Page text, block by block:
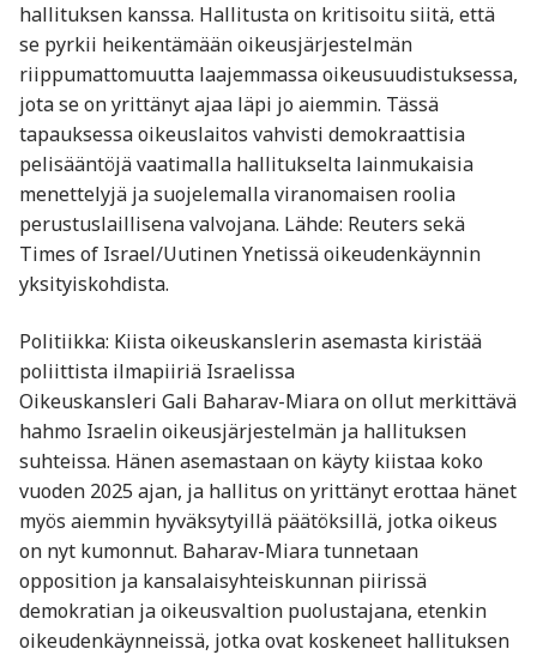
hallituksen kanssa. Hallitusta on kritisoitu siitä, että
se pyrkii heikentämään oikeusjärjestelmän
riippumattomuutta laajemmassa oikeusuudistuksessa,
jota se on yrittänyt ajaa läpi jo aiemmin. Tässä
tapauksessa oikeuslaitos vahvisti demokraattisia
pelisääntöjä vaatimalla hallitukselta lainmukaisia
menettelyjä ja suojelemalla viranomaisen roolia
perustuslaillisena valvojana. Lähde: Reuters sekä
Times of Israel/Uutinen Ynetissä oikeudenkäynnin
yksityiskohdista.
Politiikka: Kiista oikeuskanslerin asemasta kiristää
poliittista ilmapiiriä Israelissa
Oikeuskansleri Gali Baharav-Miara on ollut merkittävä
hahmo Israelin oikeusjärjestelmän ja hallituksen
suhteissa. Hänen asemastaan on käyty kiistaa koko
vuoden 2025 ajan, ja hallitus on yrittänyt erottaa hänet
myös aiemmin hyväksytyillä päätöksillä, jotka oikeus
on nyt kumonnut. Baharav-Miara tunnetaan
opposition ja kansalaisyhteiskunnan piirissä
demokratian ja oikeusvaltion puolustajana, etenkin
oikeudenkäynneissä, jotka ovat koskeneet hallituksen